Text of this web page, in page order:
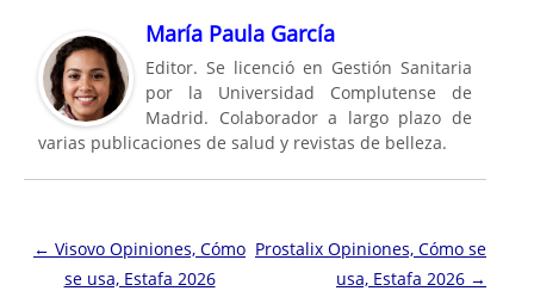
María Paula García
Editor. Se licenció en Gestión Sanitaria
por la Universidad Complutense de
Madrid. Colaborador a largo plazo de
varias publicaciones de salud y revistas de belleza.
Navegación de entradas
← Visovo Opiniones, Cómo
se usa, Estafa 2026
Prostalix Opiniones, Cómo se
usa, Estafa 2026 →